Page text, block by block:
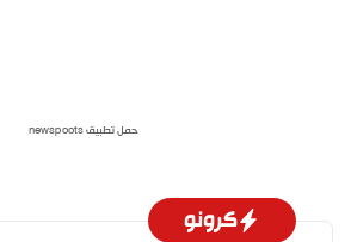
حمل تطبيق newspoots
كرونو